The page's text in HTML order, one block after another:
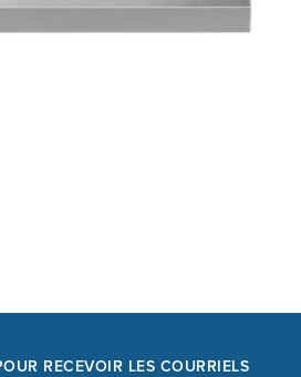
RECEVOIR LES COURRIELS